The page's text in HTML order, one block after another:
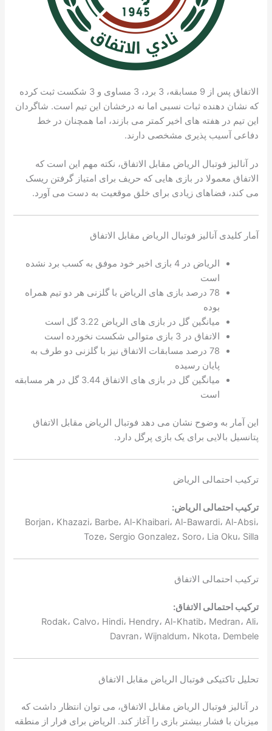
الاتفاق پس از 9 مسابقه، 3 برد، 3 مساوی و 3 شکست ثبت کرده
که نشان دهنده ثبات نسبی اما نه درخشان این تیم است. شاگردان
این تیم در هفته های اخیر کمتر می بازند، اما همچنان در خط
دفاعی آسیب پذیری مشخصی دارند.
در آنالیز فوتبال الریاض مقابل الاتفاق، نکته مهم این است که
الاتفاق معمولا در بازی هایی که حریف برای امتیاز گرفتن ریسک
می کند، فضاهای زیادی برای خلق موقعیت به دست می آورد.
آمار کلیدی آنالیز فوتبال الریاض مقابل الاتفاق
الریاض در 4 بازی اخیر خود موفق به کسب برد نشده
است
78 درصد بازی های الریاض با گلزنی هر دو تیم همراه
بوده
میانگین گل در بازی های الریاض 3.22 گل است
الاتفاق در 3 بازی متوالی شکست نخورده است
78 درصد مسابقات الاتفاق نیز با گلزنی دو طرف به
پایان رسیده
میانگین گل در بازی های الاتفاق 3.44 گل در هر مسابقه
است
این آمار به وضوح نشان می دهد فوتبال الریاض مقابل الاتفاق
پتانسیل بالایی برای یک بازی پرگل دارد.
ترکیب احتمالی الریاض
ترکیب احتمالی الریاض:
Borjan، Khazazi، Barbe، Al-Khaibari، Al-Bawardi، Al-Absi،
Toze، Sergio Gonzalez، Soro، Lia Oku، Silla
ترکیب احتمالی الاتفاق
ترکیب احتمالی الاتفاق:
Rodak، Calvo، Hindi، Hendry، Al-Khatib، Medran، Ali،
Davran، Wijnaldum، Nkota، Dembele
تحلیل تاکتیکی فوتبال الریاض مقابل الاتفاق
در آنالیز فوتبال الریاض مقابل الاتفاق، می توان انتظار داشت که
میزبان با فشار بیشتر بازی را آغاز کند. الریاض برای فرار از منطقه